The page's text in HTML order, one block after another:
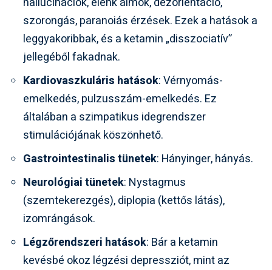
szorongás, paranoiás érzések. Ezek a hatások a
leggyakoribbak, és a ketamin „disszociatív”
jellegéből fakadnak.
Kardiovaszkuláris hatások: Vérnyomás-
emelkedés, pulzusszám-emelkedés. Ez
általában a szimpatikus idegrendszer
stimulációjának köszönhető.
Gastrointestinalis tünetek: Hányinger, hányás.
Neurológiai tünetek: Nystagmus
(szemtekerezgés), diplopia (kettős látás),
izomrángások.
Légzőrendszeri hatások: Bár a ketamin
kevésbé okoz légzési depressziót, mint az